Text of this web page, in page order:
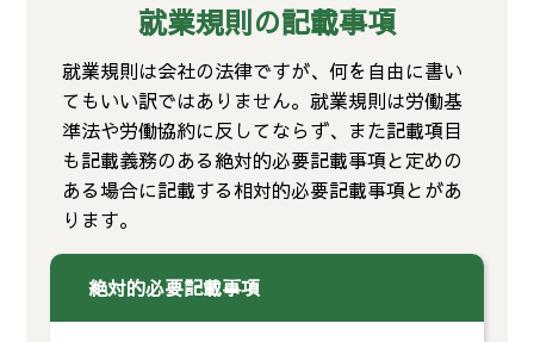
就業規則の記載事項
就業規則は会社の法律ですが、何を自由に書い
てもいい訳ではありません。就業規則は労働基
準法や労働協約に反してならず、また記載項目
も記載義務のある絶対的必要記載事項と定めの
ある場合に記載する相対的必要記載事項とがあ
ります。
絶対的必要記載事項